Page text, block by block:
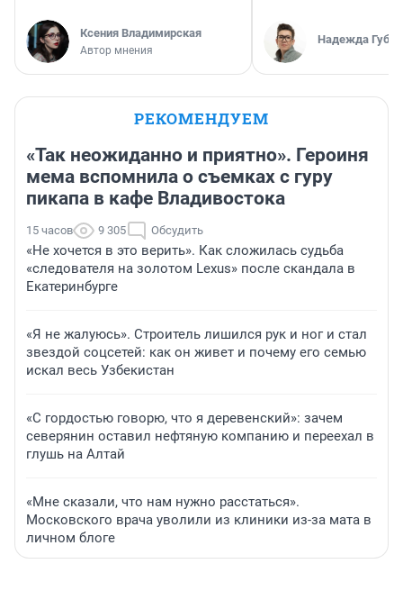
Ксения Владимирская
Автор мнения
Надежда
РЕКОМЕНДУЕМ
«Так неожиданно и приятно». Героиня
мема вспомнила о съемках с гуру
пикапа в кафе Владивостока
15 часов 9 305 Обсудить
«Не хочется в это верить». Как сложилась судьба
«следователя на золотом Lexus» после скандала в
Екатеринбурге
«Я не жалуюсь». Строитель лишился рук и ног и стал
звездой соцсетей: как он живет и почему его семью
искал весь Узбекистан
«С гордостью говорю, что я деревенский»: зачем
северянин оставил нефтяную компанию и переехал в
глушь на Алтай
«Мне сказали, что нам нужно расстаться».
Московского врача уволили из клиники из-за мата в
личном блоге